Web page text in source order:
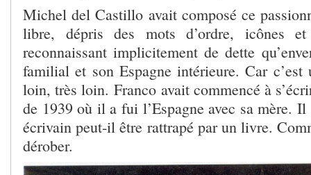
Michel del Castillo avait composé ce
libre, dépris des mots d’ordre, icônes
reconnaissant implicitement de dette
familial et son Espagne intérieure. Car
loin, très loin. Franco avait commencé à
de 1939 où il a fui l’Espagne avec sa mère.
écrivain peut-il être rattrapé par un livre.
dérober.